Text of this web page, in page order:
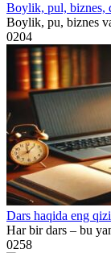
Boylik, pul, biznes,
Boylik, pu, biznes
0204
Dars haqida eng
Har bir dars – bu
0258